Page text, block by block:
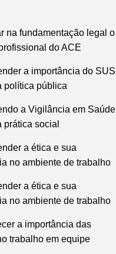
na fundamentação legal o
do ACE
a importância do SUS
política pública
a Vigilância em Saúde
prática social
a ética e sua
no ambiente de trabalho
a ética e sua
no ambiente de trabalho
a importância das
trabalho em equipe